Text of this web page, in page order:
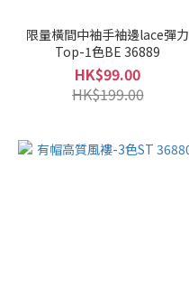
限量橫間中袖手袖邊lace彈力
Top-1色BE 36889
HK$99.00
HK$199.00